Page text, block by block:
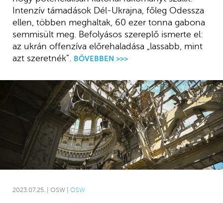
2023.07.25. | OSW | OSW
Intenzív támadások Dél-Ukrajna, főleg Odessza
ellen, többen meghaltak, 60 ezer tonna gabona
semmisült meg. Befolyásos szereplő ismerte el:
az ukrán offenzíva előrehaladása „lassabb, mint
azt szeretnék”.
BŐVEBBEN >>>